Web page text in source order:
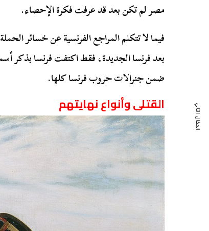
مصر لم تكن بعد قد عرفت فكرة الإحصاء.
فيما لا تتكلم المراجع الفرنسية عن خسائر
بعد فرنسا الجديدة، فقط اكتفت فرنسا بذكر
ضمن جنرالات حروب فرنسا كلها.
القتلى وأنواع نهايتهم المقال التالي